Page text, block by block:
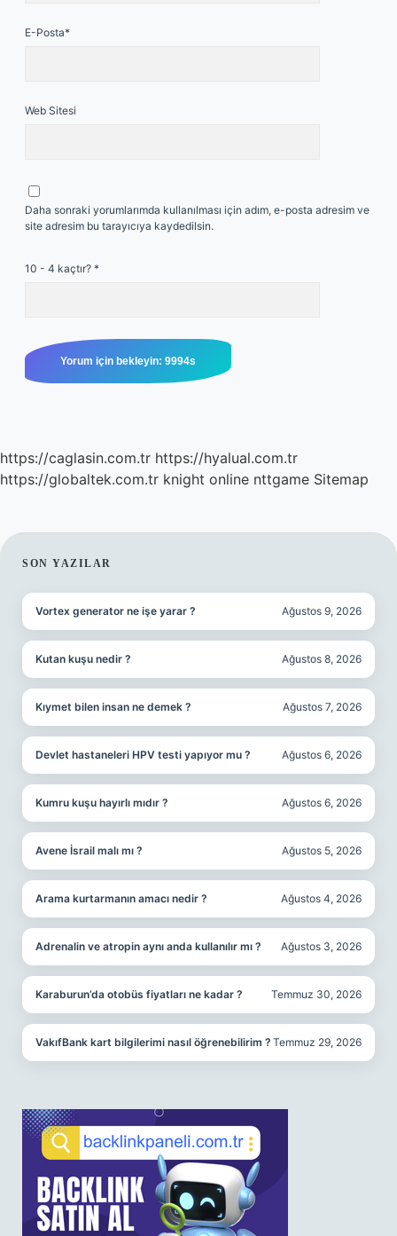
E-Posta*
Web Sitesi
Daha sonraki yorumlarımda kullanılması için adım, e-posta adresim ve
site adresim bu tarayıcıya kaydedilsin.
10 - 4 kaçtır? *
https://caglasin.com.tr https://hyalual.com.tr
https://globaltek.com.tr knight online nttgame Sitemap
SIDEBAR
SON YAZILAR
Vortex generator ne işe yarar ? Ağustos 9, 2026
Kutan kuşu nedir ? Ağustos 8, 2026
Kıymet bilen insan ne demek ? Ağustos 7, 2026
Devlet hastaneleri HPV testi yapıyor mu ? Ağustos 6, 2026
Kumru kuşu hayırlı mıdır ? Ağustos 6, 2026
Avene İsrail malı mı ? Ağustos 5, 2026
Arama kurtarmanın amacı nedir ? Ağustos 4, 2026
Adrenalin ve atropin aynı anda kullanılır mı ? Ağustos 3, 2026
Karaburun’da otobüs fiyatları ne kadar ? Temmuz 30, 2026
VakıfBank kart bilgilerimi nasıl öğrenebilirim ? Temmuz 29, 2026